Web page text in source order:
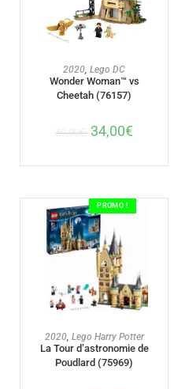
AJOUTER AU PANIER
2020 Lego DC
Wonder Woman™ vs
Cheetah (76157)
39,99€ 34,00€
PROMO !
AJOUTER AU PANIER
2020, Lego Harry Potter
La Tour d’astronomie de
Poudlard (75969)